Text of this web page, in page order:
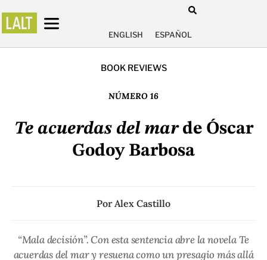
ENGLISH ESPAÑOL
BOOK REVIEWS
NÚMERO 16
Te acuerdas del marde Óscar
Godoy Barbosa
PorAlex Castillo
“Mala decisión”. Con esta sentencia abre la novelaTe
acuerdas del mary resuena como un presagio más allá